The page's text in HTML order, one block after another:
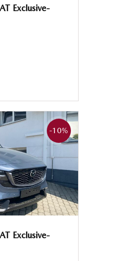
Exclusive-
-10%
Exclusive-